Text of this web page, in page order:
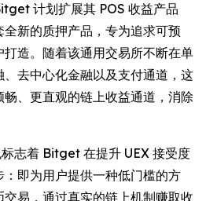
计划扩展其 POS 收益产品
新的质押产品，专为追求可预
造。随着该通用交易所不断在单
去中心化金融以及支付通道，这
、更直观的链上收益通道，消除
志着 Bitget 在提升 UEX 接受度
即为用户提供一种低门槛的方
易，通过真实的链上机制赚取收